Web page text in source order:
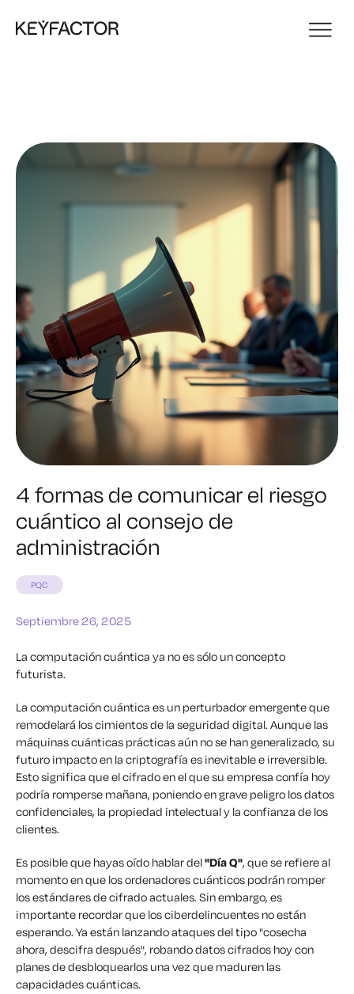
4 formas de comunicar el riesgo
cuántico al consejo de
administración
PQC
Septiembre 26, 2025
La computación cuántica ya no es sólo un concepto
futurista.
La computación cuántica es un perturbador emergente que
remodelará los cimientos de la seguridad digital. Aunque las
máquinas cuánticas prácticas aún no se han generalizado, su
futuro impacto en la criptografía es inevitable e irreversible.
Esto significa que el cifrado en el que su empresa confía hoy
podría romperse mañana, poniendo en grave peligro los datos
confidenciales, la propiedad intelectual y la confianza de los
clientes.
Es posible que hayas oído hablar del"Día Q", que se refiere al
momento en que los ordenadores cuánticos podrán romper
los estándares de cifrado actuales. Sin embargo, es
importante recordar que los ciberdelincuentes no están
esperando. Ya están lanzando ataques del tipo "cosecha
ahora, descifra después", robando datos cifrados hoy con
planes de desbloquearlos una vez que maduren las
capacidades cuánticas.